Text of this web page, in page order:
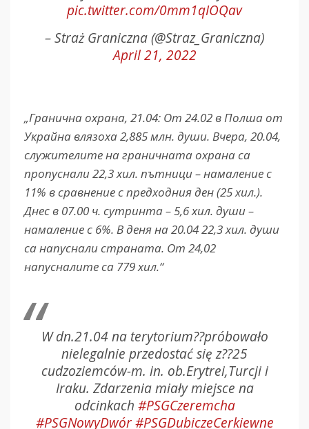
pic.twitter.com/0mm1qIOQav
– Straż Graniczna (@Straz_Graniczna)
April 21, 2022
„Гранична охрана, 21.04: От 24.02 в Полша от
Украйна влязоха 2,885 млн. души. Вчера, 20.04,
служителите на граничната охрана са
пропуснали 22,3 хил. пътници – намаление с
11% в сравнение с предходния ден (25 хил.).
Днес в 07.00 ч. сутринта – 5,6 хил. души –
намаление с 6%. В деня на 20.04 22,3 хил. души
са напуснали страната. От 24,02
напусналите са 779 хил.“
W dn.21.04 na terytorium??próbowało
nielegalnie przedostać się z??25
cudzoziemców-m. in. ob.Erytrei,Turcji i
Iraku. Zdarzenia miały miejsce na
odcinkach #PSGCzeremcha
#PSGNowyDwór #PSGDubiczeCerkiewne